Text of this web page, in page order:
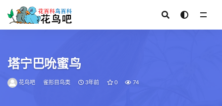
塔宁巴吮蜜鸟
花鸟吧 雀形目鸟类 3年前 0 74